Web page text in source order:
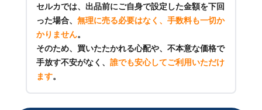
セルカでは、出品前にご自身で設定した金額を下回
った場合、 無理に売る必要はなく、手数料も一切か
かりません。
そのため、買いたたかれる心配や、不本意な価格で
手放す不安がなく、 誰でも安心してご利用いただけ
ます。